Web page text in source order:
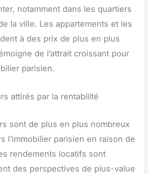
notamment dans les quartiers
la ville. Les appartements et les
à des prix de plus en plus
de l’attrait croissant pour
parisien.
attirés par la rentabilité
sont de plus en plus nombreux
l’immobilier parisien en raison de
rendements locatifs sont
des perspectives de plus-value